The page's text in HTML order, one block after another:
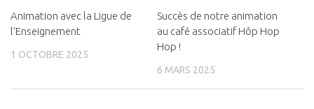
Animation avec la Ligue de
l’Enseignement
1 OCTOBRE 2025
Succès de notre animation
au café associatif Hôp Hop
Hop !
6 MARS 2025